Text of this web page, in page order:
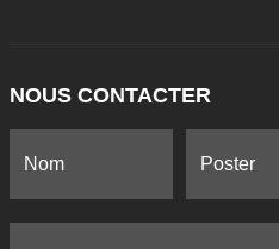
NOUS CONTACTER